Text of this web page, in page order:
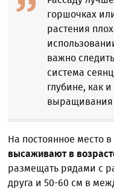
горшочках
растения
важно
система
глубине, как
выращивания
На постоянное место
высаживают в
размещать рядами с
друга и 50-60 см в